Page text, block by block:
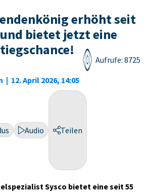
erhöht seit
bietet jetzt eine
| 12. April 2026, 14:05
Aufrufe: 8725
Audio Teilen
Sysco bietet eine seit 55